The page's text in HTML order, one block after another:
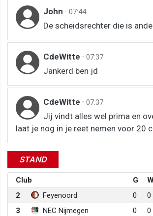
John · 07:44
De scheidsrechter die is
CdeWitte · 07:37
Jankerd ben jd
CdeWitte · 07:37
Jij vindt alles wel prima en
laat je nog in je reet nemen voor 20
STAND
Club G
2
Feyenoord 0 0
3
NEC Nijmegen 0 0